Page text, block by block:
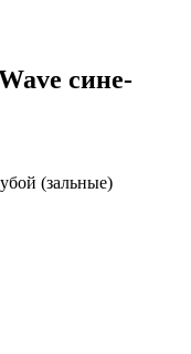
сине-
(зальные)